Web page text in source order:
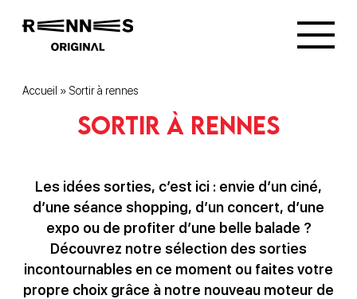
Accueil » Sortir à rennes
Sortir à rennes
Les idées sorties, c’est ici : envie d’un ciné,
d’une séance shopping, d’un concert, d’une
expo ou de profiter d’une belle balade ?
Découvrez notre sélection des sorties
incontournables en ce moment ou faites votre
propre choix grâce à notre nouveau moteur de